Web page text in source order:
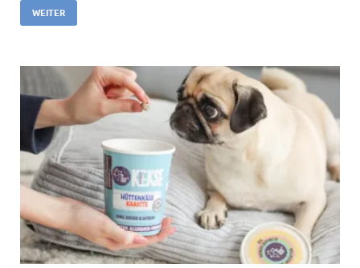
WEITER